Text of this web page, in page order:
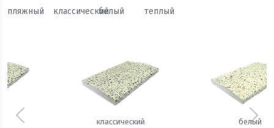
пляжный классическийбелый теплый
Предыдущий